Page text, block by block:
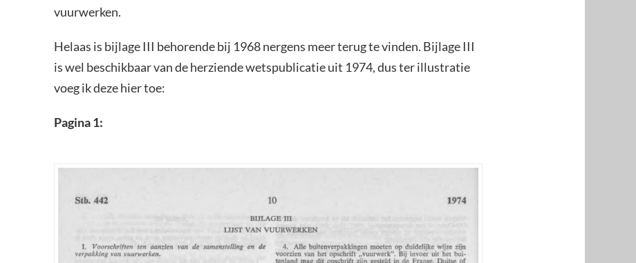
vuurwerken.
Helaas is bijlage III behorende bij 1968 nergens meer terug te vinden. Bijlage III
is wel beschikbaar van de herziende wetspublicatie uit 1974, dus ter illustratie
voeg ik deze hier toe:
Pagina 1: